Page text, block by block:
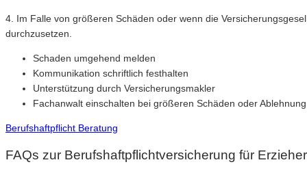
4. Im Falle von größeren Schäden oder wenn die
durchzusetzen.
Schaden umgehend melden
Kommunikation schriftlich festhalten
Unterstützung durch Versicherungsmakler
Fachanwalt einschalten bei größeren Schäden oder
Berufshaftpflicht Beratung
FAQs zur Berufshaftpflichtversicherung für